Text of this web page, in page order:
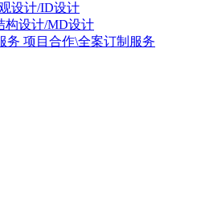
设计/ID设计
构设计/MD设计
项目合作\全案订制服务